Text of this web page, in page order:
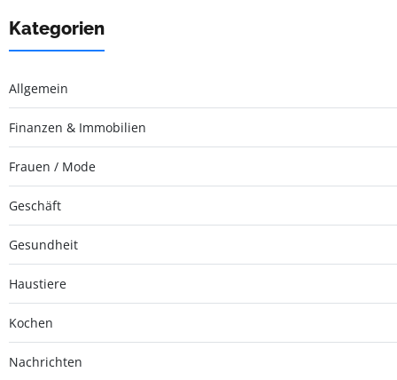
Kategorien
Allgemein
Finanzen & Immobilien
Frauen / Mode
Geschäft
Gesundheit
Haustiere
Kochen
Nachrichten